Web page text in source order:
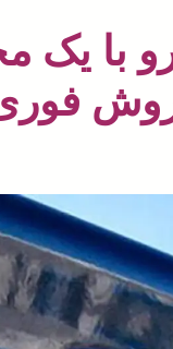
با یک